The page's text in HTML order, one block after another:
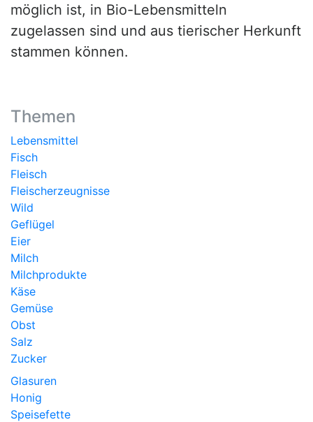
möglich ist, in Bio-Lebensmitteln
zugelassen sind und aus tierischer Herkunft
stammen können.
Themen
Lebensmittel
Fisch
Fleisch
Fleischerzeugnisse
Wild
Geflügel
Eier
Milch
Milchprodukte
Käse
Gemüse
Obst
Salz
Zucker
Glasuren
Honig
Speisefette